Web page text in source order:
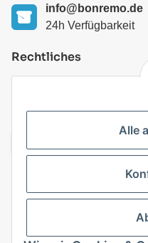
info@bonremo.de
24h Verfügbarkeit
Rechtliches
Alle